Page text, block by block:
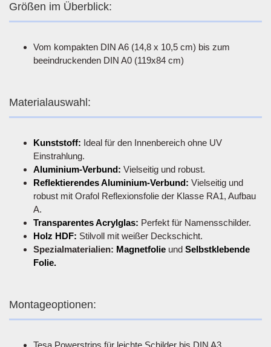
Größen im Überblick:
Vom kompakten DIN A6 (14,8 x 10,5 cm) bis zum
beeindruckenden DIN A0 (119x84 cm)
Materialauswahl:
Kunststoff: Ideal für den Innenbereich ohne UV
Einstrahlung.
Aluminium-Verbund: Vielseitig und robust.
Reflektierendes Aluminium-Verbund: Vielseitig und
robust mit Orafol Reflexionsfolie der Klasse RA1, Aufbau
A.
Transparentes Acrylglas: Perfekt für Namensschilder.
Holz HDF: Stilvoll mit weißer Deckschicht.
Spezialmaterialien: Magnetfolie und Selbstklebende
Folie.
Montageoptionen:
Tesa Powerstrips für leichte Schilder bis DIN A3